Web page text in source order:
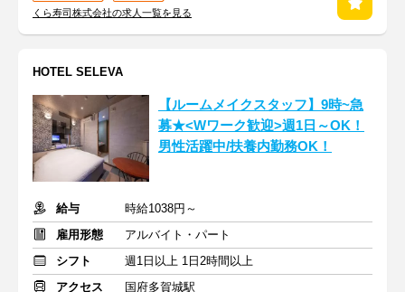
くら寿司株式会社の求人一覧を見る
HOTEL SELEVA
【ルームメイクスタッフ】9時~急
募★<Wワーク歓迎>週1日～OK！
男性活躍中/扶養内勤務OK！
給与
時給1038円～
雇用形態
アルバイト・パート
シフト
週1日以上 1日2時間以上
アクセス
国府多賀城駅